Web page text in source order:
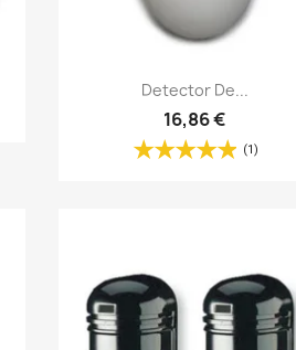
Vista rápida
Detector De...
16,86 €
(1)